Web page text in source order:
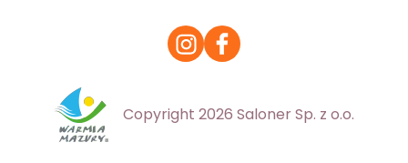
Copyright 2026 Saloner Sp. z o.o.